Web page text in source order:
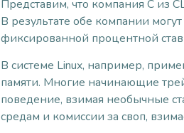
Представим, что компания C из
В результате обе компании
фиксированной процентной
В системе Linux, например,
памяти. Многие начинающие
поведение, взимая необычные
средам и комиссии за своп,